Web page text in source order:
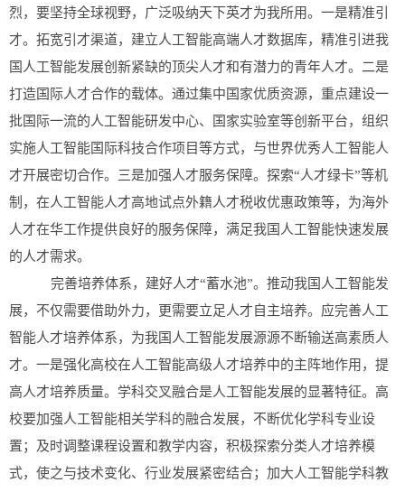
烈，要坚持全球视野，广泛吸纳天下英才为我所用。一是精准引
才。拓宽引才渠道，建立人工智能高端人才数据库，精准引进我
国人工智能发展创新紧缺的顶尖人才和有潜力的青年人才。二是
打造国际人才合作的载体。通过集中国家优质资源，重点建设一
批国际一流的人工智能研发中心、国家实验室等创新平台，组织
实施人工智能国际科技合作项目等方式，与世界优秀人工智能人
才开展密切合作。三是加强人才服务保障。探索“人才绿卡”等机
制，在人工智能人才高地试点外籍人才税收优惠政策等，为海外
人才在华工作提供良好的服务保障，满足我国人工智能快速发展
的人才需求。
完善培养体系，建好人才“蓄水池”。推动我国人工智能发
展，不仅需要借助外力，更需要立足人才自主培养。应完善人工
智能人才培养体系，为我国人工智能发展源源不断输送高素质人
才。一是强化高校在人工智能高级人才培养中的主阵地作用，提
高人才培养质量。学科交叉融合是人工智能发展的显著特征。高
校要加强人工智能相关学科的融合发展，不断优化学科专业设
置；及时调整课程设置和教学内容，积极探索分类人才培养模
式，使之与技术变化、行业发展紧密结合；加大人工智能学科教